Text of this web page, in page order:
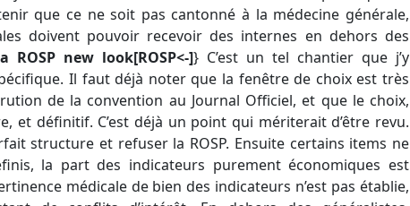
que ce ne soit pas cantonné à la médecine générale,
doivent pouvoir recevoir des internes en dehors des
ROSP new look[ROSP<-]} C’est un tel chantier que j’y
Il faut déjà noter que la fenêtre de choix est très
de la convention au Journal Officiel, et que le choix,
et définitif. C’est déjà un point qui mériterait d’être revu.
structure et refuser la ROSP. Ensuite certains items ne
la part des indicateurs purement économiques est
médicale de bien des indicateurs n’est pas établie,